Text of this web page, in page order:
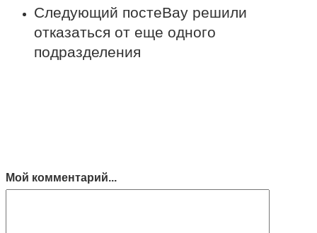
Следующий постeBay решили
отказаться от еще одного
подразделения
Мой комментарий...